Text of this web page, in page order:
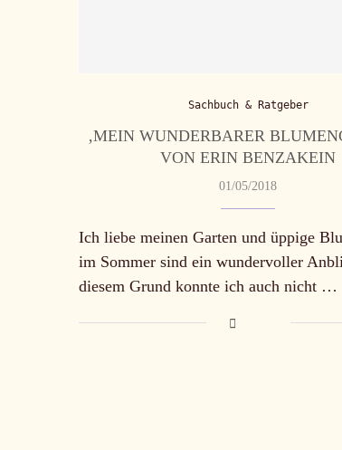
Sachbuch & Ratgeber
‚MEIN WUNDERBARER
VON ERIN BENZAKEIN
01/05/2018
Ich liebe meinen Garten und üppige
im Sommer sind ein wundervoller
diesem Grund konnte ich auch nicht …